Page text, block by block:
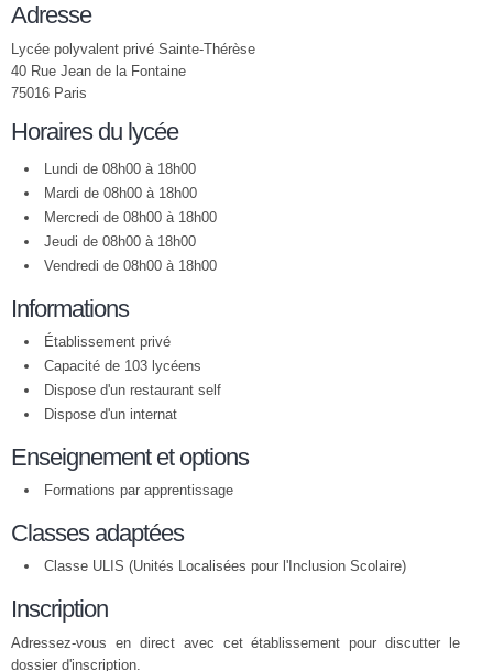
Adresse
Lycée polyvalent privé Sainte-Thérèse
40 Rue Jean de la Fontaine
75016 Paris
Horaires du lycée
Lundi de 08h00 à 18h00
Mardi de 08h00 à 18h00
Mercredi de 08h00 à 18h00
Jeudi de 08h00 à 18h00
Vendredi de 08h00 à 18h00
Informations
Établissement privé
Capacité de 103 lycéens
Dispose d'un restaurant self
Dispose d'un internat
Enseignement et options
Formations par apprentissage
Classes adaptées
Classe ULIS (Unités Localisées pour l'Inclusion Scolaire)
Inscription
Adressez-vous en direct avec cet établissement pour discutter le
dossier d'inscription.